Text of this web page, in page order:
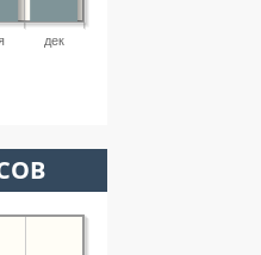
дек